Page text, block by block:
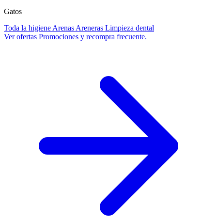
Gatos
Toda la higiene Arenas Areneras Limpieza dental
Ver ofertas Promociones y recompra frecuente.